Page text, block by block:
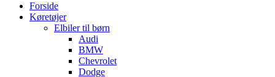
Forside
Køretøjer
Elbiler til børn
Audi
BMW
Chevrolet
Dodge